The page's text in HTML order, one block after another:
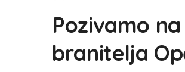
Pozivamo
branitelja